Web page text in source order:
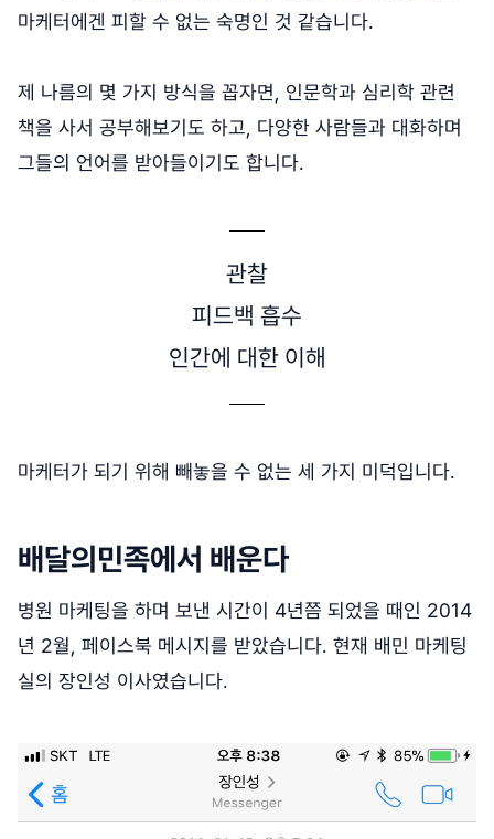
마케터에겐 피할 수 없는 숙명인 것 같습니다.
제 나름의 몇 가지 방식을 꼽자면, 인문학과 심리학 관련
책을 사서 공부해보기도 하고, 다양한 사람들과 대화하며
그들의 언어를 받아들이기도 합니다.
관찰
피드백 흡수
인간에 대한 이해
마케터가 되기 위해 빼놓을 수 없는 세 가지 미덕입니다.
배달의민족에서 배운다
병원 마케팅을 하며 보낸 시간이 4년쯤 되었을 때인 2014
년 2월, 페이스북 메시지를 받았습니다. 현재 배민 마케팅
실의 장인성 이사였습니다.